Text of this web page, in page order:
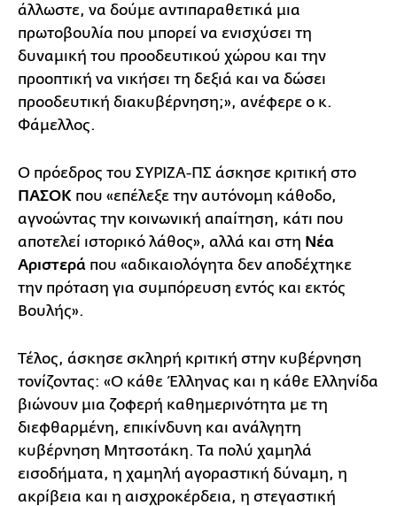
άλλωστε, να δούμε αντιπαραθετικά μια
πρωτοβουλία που μπορεί να ενισχύσει τη
δυναμική του προοδευτικού χώρου και την
προοπτική να νικήσει τη δεξιά και να δώσει
προοδευτική διακυβέρνηση;», ανέφερε ο κ.
Φάμελλος.
Ο πρόεδρος του ΣΥΡΙΖΑ-ΠΣ άσκησε κριτική στο
ΠΑΣΟΚ που «επέλεξε την αυτόνομη κάθοδο,
αγνοώντας την κοινωνική απαίτηση, κάτι που
αποτελεί ιστορικό λάθος», αλλά και στη Νέα
Αριστερά που «αδικαιολόγητα δεν αποδέχτηκε
την πρόταση για συμπόρευση εντός και εκτός
Βουλής».
Τέλος, άσκησε σκληρή κριτική στην κυβέρνηση
τονίζοντας: «Ο κάθε Έλληνας και η κάθε Ελληνίδα
βιώνουν μια ζοφερή καθημερινότητα με τη
διεφθαρμένη, επικίνδυνη και ανάλγητη
κυβέρνηση Μητσοτάκη. Τα πολύ χαμηλά
εισοδήματα, η χαμηλή αγοραστική δύναμη, η
ακρίβεια και η αισχροκέρδεια, η στεγαστική